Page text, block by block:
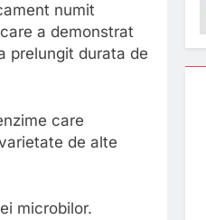
numit
a demonstrat
prelungit durata de
care
de alte
microbilor.